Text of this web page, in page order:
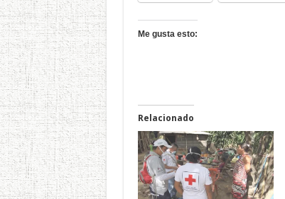
Me gusta esto:
Relacionado